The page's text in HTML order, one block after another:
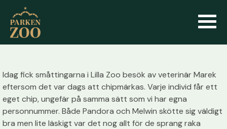
Idag fick småttingarna i Lilla Zoo besök av veterinär Marek
eftersom det var dags att chipmärkas. Varje individ får ett
eget chip, ungefär på samma sätt som vi har egna
personnummer. Både Pandora och Melwin skötte sig väldigt
bra men lite läskigt var det nog allt för de sprang raka